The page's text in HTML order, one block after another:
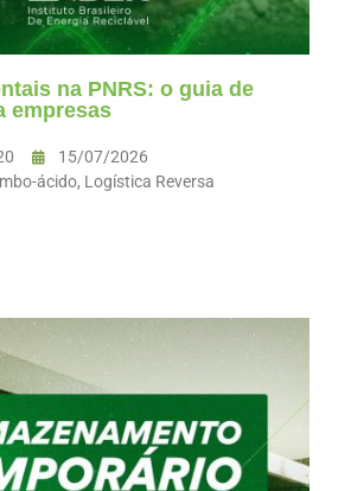
na PNRS: o guia de
empresas
15/07/2026
ácido, Logística Reversa